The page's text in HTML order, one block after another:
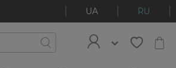
UA RU